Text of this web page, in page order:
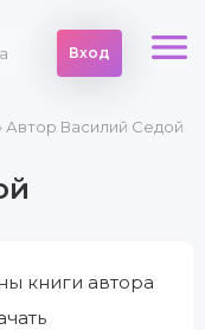
Вход
Автор Василий Седой
книги автора